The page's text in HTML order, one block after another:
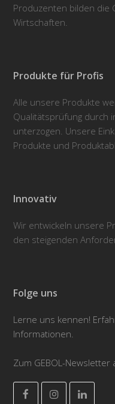
Produzenten bilden die
Wirtschaften.
Produkte für Profis
Alle unsere Produkte
Qualitätsprüfung durch
unterzogen. Unsere
Produkte und
Innovativ
Wir entwickeln unsere
den steigenden
Folge uns
Lerne uns kennen!
Informationen.
Zum GEBOL-Newsletter
FacebookInstagram